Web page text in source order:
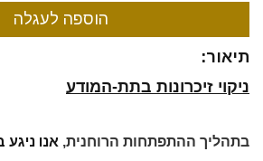
תיאור:
ניקוי זיכרונות בתת-המודע
בתהליך ההתפתחות הרוחנית, אנו